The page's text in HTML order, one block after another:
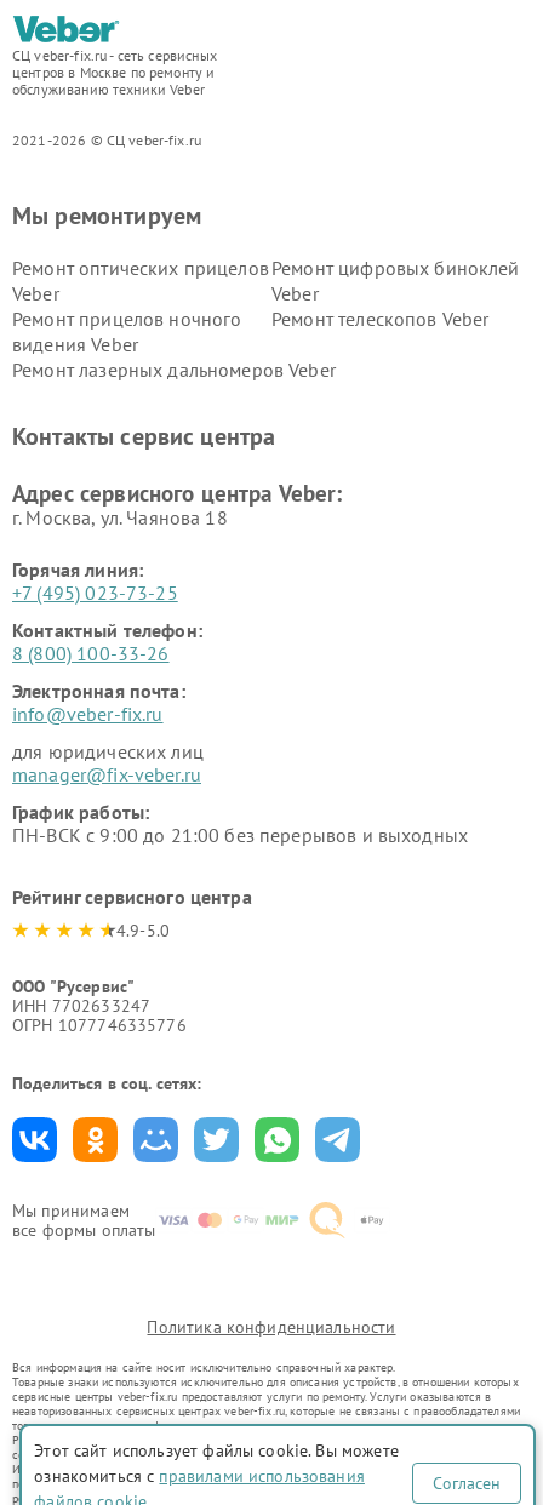
СЦ veber-fix.ru - сеть сервисных
центров в Москве по ремонту и
обслуживанию техники Veber
2021-2026 © СЦ veber-fix.ru
Мы принимаем
все формы оплаты
Мы ремонтируем
Ремонт оптических прицелов
Veber
Ремонт цифровых биноклей
Veber
Ремонт прицелов ночного
видения Veber
Ремонт телескопов Veber
Ремонт лазерных дальномеров Veber
Контакты сервис центра
Адрес сервисного центра Veber:
г. Москва, ул. Чаянова 18
Горячая линия:
+7 (495) 023-73-25
Контактный телефон:
8 (800) 100-33-26
Электронная почта:
info@veber-fix.ru
для юридических лиц
manager@fix-veber.ru
График работы:
ПН-ВСК с 9:00 до 21:00 без перерывов и выходных
Рейтинг сервисного центра
4.9-5.0
ООО "Русервис"
ИНН 7702633247
ОГРН 1077746335776
Поделиться в соц. сетях:
Политика конфиденциальности
Вся информация на сайте носит исключительно справочный характер.
Товарные знаки используются исключительно для описания устройств, в отношении которых
сервисные центры veber-fix.ru предоставляют услуги по ремонту. Услуги оказываются в
неавторизованных сервисных центрах veber-fix.ru, которые не связаны с правообладателями
товарных знаков или их официальными представителями.
Ремонт осуществляется для устройств, уже введенных в гражданский оборот в соответствии
со статьей 1487 ГК РФ.
Использование товарных знаков не преследует цели индивидуализации услуг или введения
потребителей в заблуждение, а служит для информирования о предоставляемых услугах по
ремонту техники указанных брендов.
Этот сайт использует файлы cookie. Вы можете
ознакомиться с правилами использования
Согласен